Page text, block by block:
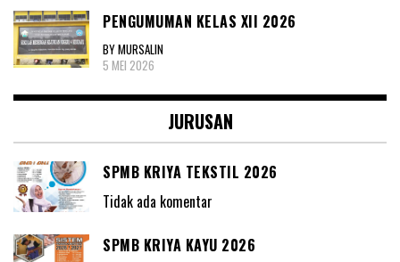
PENGUMUMAN KELAS XII 2026
BY MURSALIN
5 MEI 2026
JURUSAN
SPMB KRIYA TEKSTIL 2026
Tidak ada komentar
SPMB KRIYA KAYU 2026